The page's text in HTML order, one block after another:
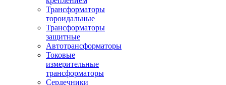
Трансформаторы
тороидальные
Трансформаторы
защитные
Автотрансформаторы
Токовые
измерительные
трансформаторы
Сердечники